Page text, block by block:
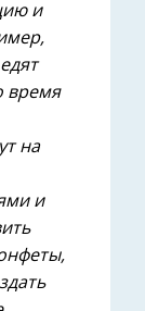
и
время
на
и